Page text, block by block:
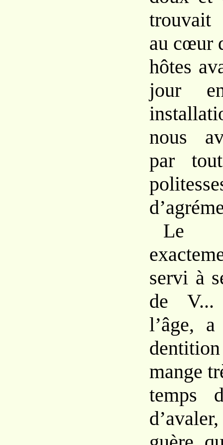
trouvait
au cœur
hôtes
jour
nous
par
Le
servi à
de V...
l’âge,
mange
temps